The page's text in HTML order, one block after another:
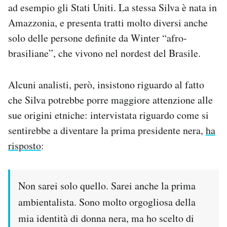
ad esempio gli Stati Uniti. La stessa Silva è nata in
Amazzonia, e presenta tratti molto diversi anche
solo delle persone definite da Winter “afro-
brasiliane”, che vivono nel nordest del Brasile.
Alcuni analisti, però, insistono riguardo al fatto
che Silva potrebbe porre maggiore attenzione alle
sue origini etniche: intervistata riguardo come si
sentirebbe a diventare la prima presidente nera, ha
risposto:
Non sarei solo quello. Sarei anche la prima
ambientalista. Sono molto orgogliosa della
mia identità di donna nera, ma ho scelto di